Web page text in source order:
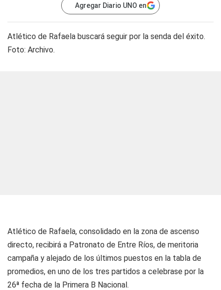
Agregar Diario UNO en
Atlético de Rafaela buscará seguir por la senda del éxito.
Foto: Archivo.
Atlético de Rafaela, consolidado en la zona de ascenso
directo, recibirá a Patronato de Entre Ríos, de meritoria
campaña y alejado de los últimos puestos en la tabla de
promedios, en uno de los tres partidos a celebrase por la
26ª fecha de la Primera B Nacional.